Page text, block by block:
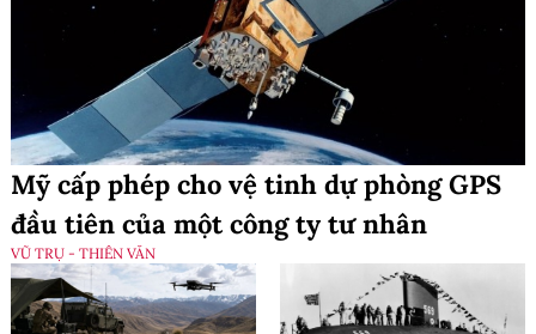
Mỹ cấp phép cho vệ tinh dự phòng GPS
đầu tiên của một công ty tư nhân
VŨ TRỤ - THIÊN VĂN